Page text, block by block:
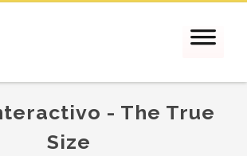
- The True
Size